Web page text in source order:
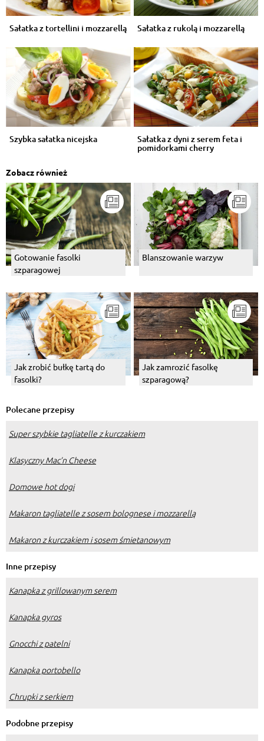
Sałatka z tortellini i mozzarellą Sałatka z rukolą i mozzarellą
Szybka sałatka nicejska Sałatka z dyni z serem feta i
pomidorkami cherry
Zobacz również
Gotowanie fasolki
szparagowej
Blanszowanie warzyw
Jak zrobić bułkę tartą do
fasolki?
Jak zamrozić fasolkę
szparagową?
Polecane przepisy
Super szybkie tagliatelle z kurczakiem
Klasyczny Mac’n Cheese
Domowe hot dogi
Makaron tagliatelle z sosem bolognese i mozzarellą
Makaron z kurczakiem i sosem śmietanowym
Inne przepisy
Kanapka z grillowanym serem
Kanapka gyros
Gnocchi z patelni
Kanapka portobello
Chrupki z serkiem
Podobne przepisy